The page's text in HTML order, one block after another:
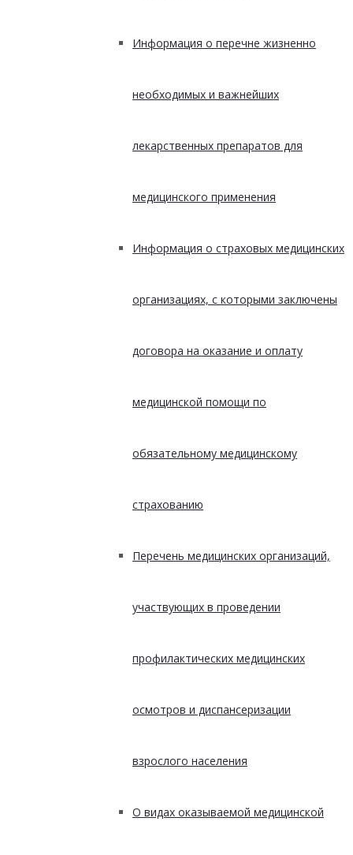
Информация о перечне жизненно
необходимых и важнейших
лекарственных препаратов для
медицинского применения
Информация о страховых медицинских
организациях, с которыми заключены
договора на оказание и оплату
медицинской помощи по
обязательному медицинскому
страхованию
Перечень медицинских организаций,
участвующих в проведении
профилактических медицинских
осмотров и диспансеризации
взрослого населения
О видах оказываемой медицинской